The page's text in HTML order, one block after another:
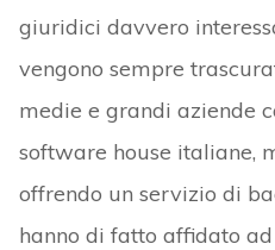
giuridici davvero
vengono sempre
medie e grandi aziende
software house italiane,
offrendo un servizio di
hanno di fatto affidato